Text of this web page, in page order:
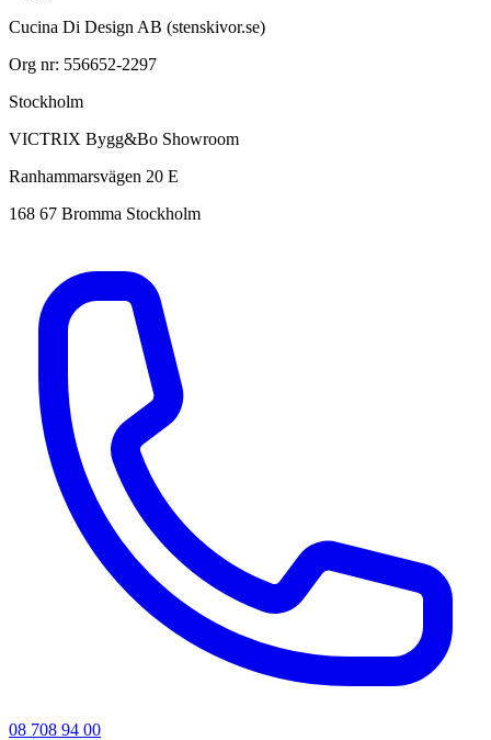
Cucina Di Design AB (stenskivor.se)
Org nr: 556652-2297
Stockholm
VICTRIX Bygg&Bo Showroom
Ranhammarsvägen 20 E
168 67 Bromma Stockholm
08 708 94 00